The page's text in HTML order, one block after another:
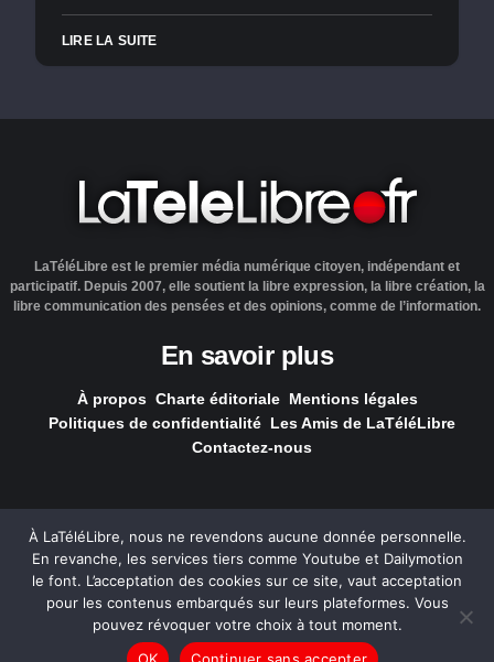
LIRE LA SUITE
LaTéléLibre est le premier média numérique citoyen, indépendant et
participatif. Depuis 2007, elle soutient la libre expression, la libre création, la
libre communication des pensées et des opinions, comme de l’information.
En savoir plus
À propos Charte éditoriale Mentions légales
Politiques de confidentialité Les Amis de LaTéléLibre
Contactez-nous
LaTéléLibre.fr, ce site a été réalisé par l'agenceNOUS, Ouvert,
Utile & Simple
— Tous les contenus, sauf exception signalée, sont
À LaTéléLibre, nous ne revendons aucune donnée personnelle.
En revanche, les services tiers comme Youtube et Dailymotion
le font. L’acceptation des cookies sur ce site, vaut acceptation
pour les contenus embarqués sur leurs plateformes. Vous
pouvez révoquer votre choix à tout moment.
OK
Continuer sans accepter